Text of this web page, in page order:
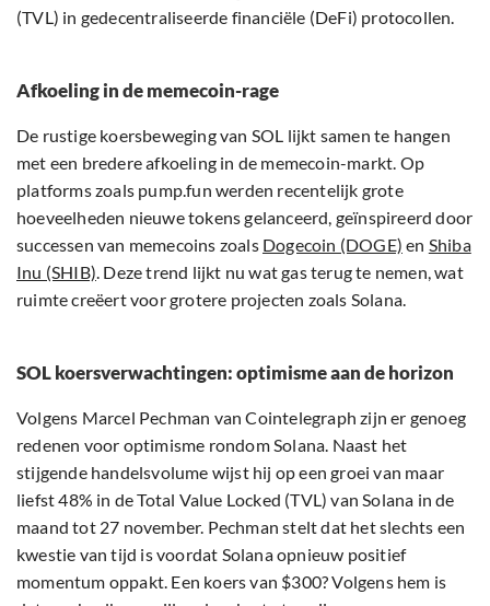
(TVL) in gedecentraliseerde financiële (DeFi) protocollen.
Afkoeling in de memecoin-rage
De rustige koersbeweging van SOL lijkt samen te hangen
met een bredere afkoeling in de memecoin-markt. Op
platforms zoals pump.fun werden recentelijk grote
hoeveelheden nieuwe tokens gelanceerd, geïnspireerd door
successen van memecoins zoals Dogecoin (DOGE) en Shiba
Inu (SHIB). Deze trend lijkt nu wat gas terug te nemen, wat
ruimte creëert voor grotere projecten zoals Solana.
SOL koersverwachtingen: optimisme aan de horizon
Volgens Marcel Pechman van Cointelegraph zijn er genoeg
redenen voor optimisme rondom Solana. Naast het
stijgende handelsvolume wijst hij op een groei van maar
liefst 48% in de Total Value Locked (TVL) van Solana in de
maand tot 27 november. Pechman stelt dat het slechts een
kwestie van tijd is voordat Solana opnieuw positief
momentum oppakt. Een koers van $300? Volgens hem is